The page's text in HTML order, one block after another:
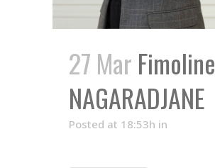
27 Mar Fimoline
NAGARADJANE
Posted at 18:53h in